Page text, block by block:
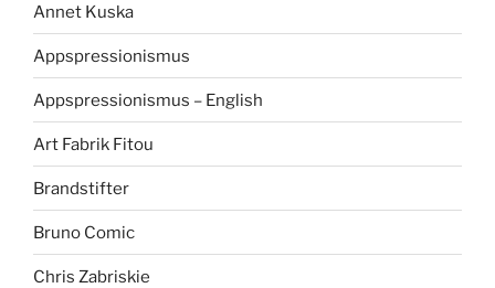
Annet Kuska
Appspressionismus
Appspressionismus – English
Art Fabrik Fitou
Brandstifter
Bruno Comic
Chris Zabriskie